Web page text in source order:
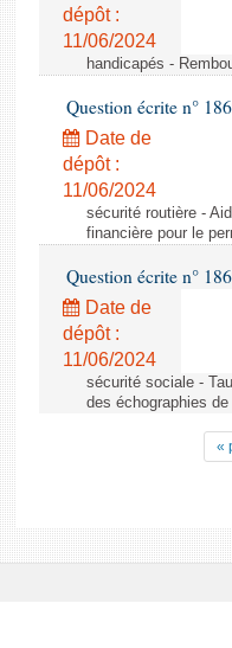
dépôt :
11/06/2024
handicapés -
Question écrite n°
Date de
dépôt :
11/06/2024
sécurité routière -
financière pour le
Question écrite n°
Date de
dépôt :
11/06/2024
sécurité sociale -
des échographies
«